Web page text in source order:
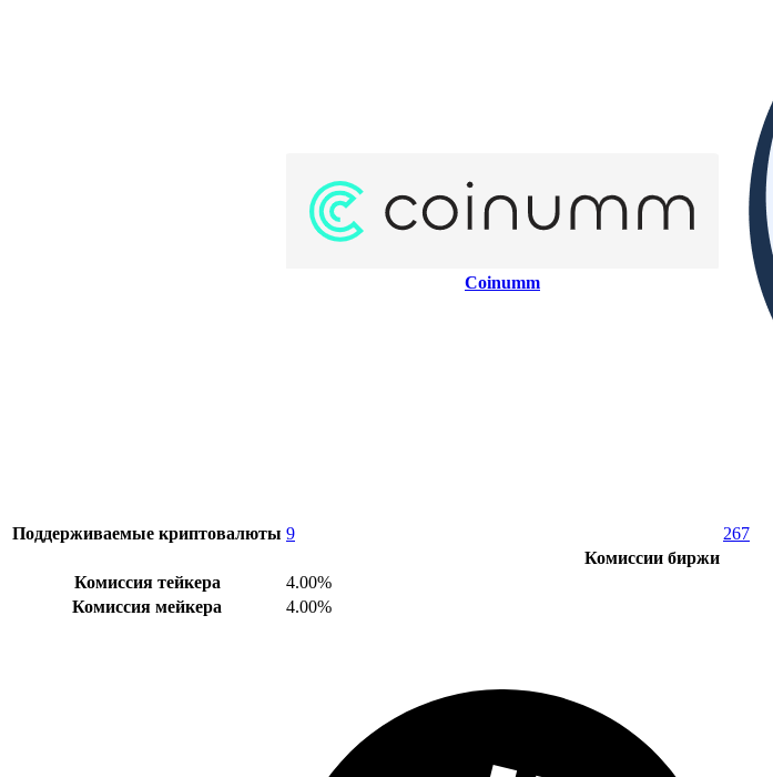
Coinumm
Поддерживаемые криптовалюты 9
267
Комиссии биржи
Комиссия тейкера
4.00%
Комиссия мейкера
4.00%